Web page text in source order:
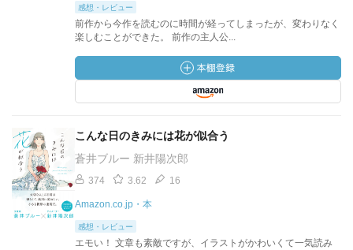
感想・レビュー
前作から今作を読むのに時間が経ってしまったが、変わりなく
楽しむことができた。 前作の主人公...
こんな日のきみには花が似合う
蒼井ブルー 新井陽次郎
374 3.62 16
Amazon.co.jp・本
感想・レビュー
エモい！ 文章も素敵ですが、イラストがかわいくて一気読み